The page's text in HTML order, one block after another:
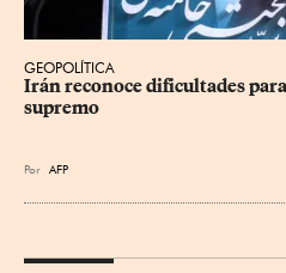
GEOPOLÍTICA
Irán reconoce dificultades
supremo
Por AFP